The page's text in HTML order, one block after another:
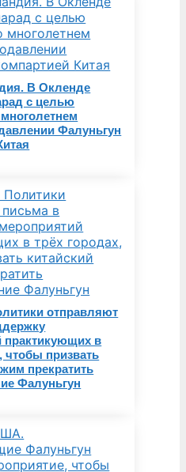
В Окленде
с целью
Фалуньгун
отправляют
практикующих в
чтобы призвать
прекратить
Фалуньгун